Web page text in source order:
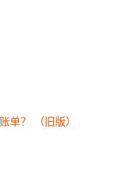
单？ （旧版）